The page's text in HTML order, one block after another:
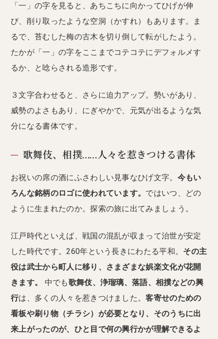
「一」の字を見ると、あちこちに向かってひげが伸
び、削り取ったような空洞（かすれ）もあります。ま
るで、苔むした梅の古木を切り倒して転がしたよう。
たかが「一」の字をここまでコテコテにデフォルメす
るか、と唸らされる造形です。
３文字合わせると、さらに迫力アップ。勢いがあり、
威勢のよさもあり、にぎやかで、元気が出るような気
分になる書体です。
歌舞伎、相撲……人々を惹きつける書体
お祝いの席の酒にふさわしい見事なひげ文字。 今もい
ろんな銘柄のロゴに使われています。 ではいつ、どの
ように生まれたのか。探索の旅に出てみましょう。
江戸時代といえば、戦国の混乱が収まって治世が安定
した時代です。260年という長きにわたる平和。 その主
役は武士から町人に移り、さまざまな娯楽文化が花開
きます。
中でも歌舞伎、浄瑠璃、落語、相撲などの興
行は、多くの人々を惹きつけました。客寄せのための
看板や刷り物（チラシ）が必要となり、そのうちに出
来上がったのが、ひと目で何の興行かが理解できるよ